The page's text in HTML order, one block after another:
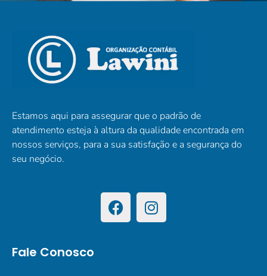
Estamos aqui para assegurar que o padrão de
atendimento esteja à altura da qualidade encontrada em
nossos serviços, para a sua satisfação e a segurança do
seu negócio.
Fale Conosco